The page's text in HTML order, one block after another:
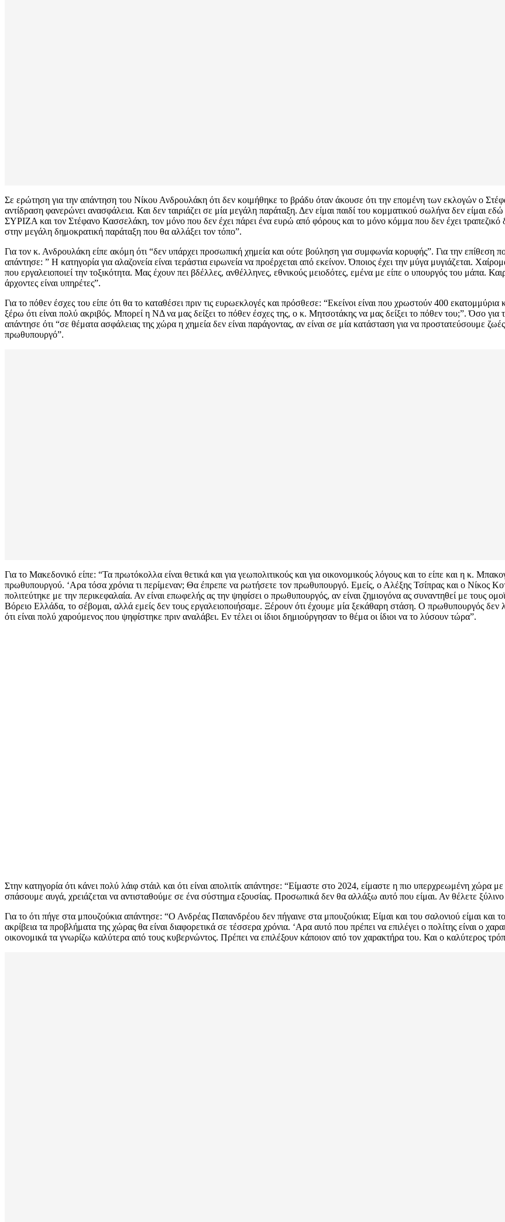
Σε ερώτηση για την απάντηση του Νίκου Ανδρουλάκη ότι δεν κοιμήθηκε το βράδυ όταν άκουσε ότι την επομένη των εκλογών ο
αντίδραση φανερώνει ανασφάλεια. Και δεν ταιριάζει σε μία μεγάλη παράταξη. Δεν είμαι παιδί του κομματικού σωλήνα δεν είμαι
ΣΥΡΙΖΑ και τον Στέφανο Κασσελάκη, τον μόνο που δεν έχει πάρει ένα ευρώ από φόρους και το μόνο κόμμα που δεν έχει
στην μεγάλη δημοκρατική παράταξη που θα αλλάξει τον τόπο”.
Για τον κ. Ανδρουλάκη είπε ακόμη ότι “δεν υπάρχει προσωπική χημεία και ούτε βούληση για συμφωνία κορυφής”. Για την
απάντησε: ” Η κατηγορία για αλαζονεία είναι τεράστια ειρωνεία να προέρχεται από εκείνον. Όποιος έχει την μύγα μυγιάζεται.
που εργαλειοποιεί την τοξικότητα. Μας έχουν πει βδέλλες, ανθέλληνες, εθνικούς μειοδότες, εμένα με είπε ο υπουργός του μάπα.
άρχοντες είναι υπηρέτες”.
Για το πόθεν έσχες του είπε ότι θα το καταθέσει πριν τις ευρωεκλογές και πρόσθεσε: “Εκείνοι είναι που χρωστούν 400
ξέρω ότι είναι πολύ ακριβός. Μπορεί η ΝΔ να μας δείξει το πόθεν έσχες της, ο κ. Μητσοτάκης να μας δείξει το πόθεν του;”. Όσο για
απάντησε ότι “σε θέματα ασφάλειας της χώρα η χημεία δεν είναι παράγοντας, αν είναι σε μία κατάσταση για να προστατεύσουμε
πρωθυπουργό”.
Για το Μακεδονικό είπε: “Τα πρωτόκολλα είναι θετικά και για γεωπολιτικούς και για οικονομικούς λόγους και το είπε και η κ.
πρωθυπουργού. ‘Αρα τόσα χρόνια τι περίμεναν; Θα έπρεπε να ρωτήσετε τον πρωθυπουργό. Εμείς, ο Αλέξης Τσίπρας και ο Νίκος
πολιτεύτηκε με την περικεφαλαία. Αν είναι επωφελής ας την ψηφίσει ο πρωθυπουργός, αν είναι ζημιογόνα ας συναντηθεί με τους
Βόρειο Ελλάδα, το σέβομαι, αλλά εμείς δεν τους εργαλειοποιήσαμε. Ξέρουν ότι έχουμε μία ξεκάθαρη στάση. Ο πρωθυπουργός δεν
ότι είναι πολύ χαρούμενος που ψηφίστηκε πριν αναλάβει. Εν τέλει οι ίδιοι δημιούργησαν το θέμα οι ίδιοι να το λύσουν τώρα”.
Στην κατηγορία ότι κάνει πολύ λάιφ στάιλ και ότι είναι απολιτίκ απάντησε: “Είμαστε στο 2024, είμαστε η πιο υπερχρεωμένη χώρα με
σπάσουμε αυγά, χρειάζεται να αντισταθούμε σε ένα σύστημα εξουσίας. Προσωπικά δεν θα αλλάξω αυτό που είμαι. Αν θέλετε
Για το ότι πήγε στα μπουζούκια απάντησε: “Ο Ανδρέας Παπανδρέου δεν πήγαινε στα μπουζούκια; Είμαι και του σαλονιού είμαι
ακρίβεια τα προβλήματα της χώρας θα είναι διαφορετικά σε τέσσερα χρόνια. ‘Αρα αυτό που πρέπει να επιλέγει ο πολίτης είναι ο
οικονομικά τα γνωρίζω καλύτερα από τους κυβερνώντος. Πρέπει να επιλέξουν κάποιον από τον χαρακτήρα του. Και ο καλύτερος